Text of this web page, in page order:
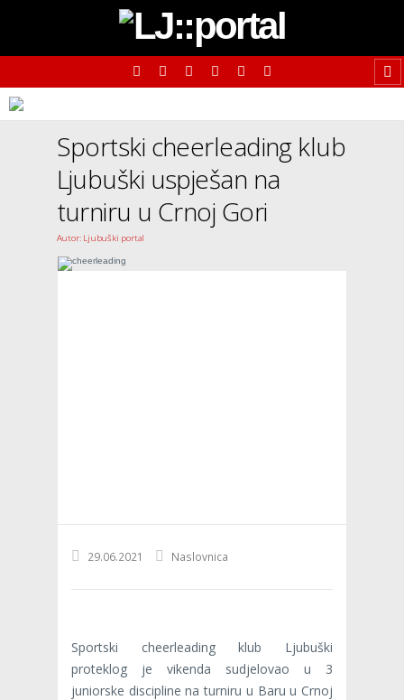
Sportski cheerleading klub
Ljubuški uspješan na
turniru u Crnoj Gori
Autor: Ljubuški portal
29.06.2021 Naslovnica
Sportski cheerleading klub Ljubuški
proteklog je vikenda sudjelovao u 3
juniorske discipline na turniru u Baru u Crnoj